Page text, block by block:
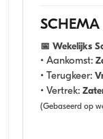
SCHEMA
📅 Wekelijks
• Aankomst:
• Terugkeer:
• Vertrek:
(Gebaseerd op